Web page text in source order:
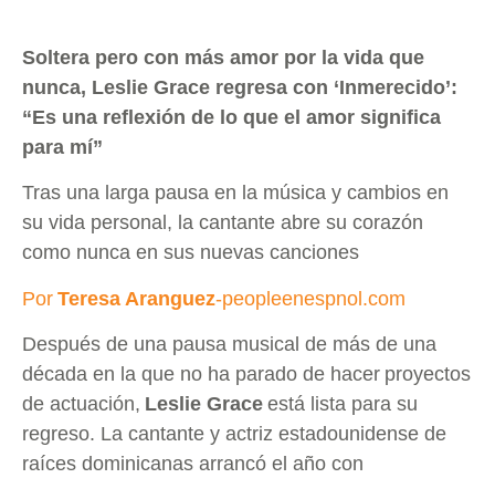
Soltera pero con más amor por la vida que
nunca, Leslie Grace regresa con ‘Inmerecido’:
“Es una reflexión de lo que el amor significa
para mí”
Tras una larga pausa en la música y cambios en
su vida personal, la cantante abre su corazón
como nunca en sus nuevas canciones
Por Teresa Aranguez-peopleenespnol.com
Después de una pausa musical de más de una
década en la que no ha parado de hacer proyectos
de actuación, Leslie Grace está lista para su
regreso. La cantante y actriz estadounidense de
raíces dominicanas arrancó el año con